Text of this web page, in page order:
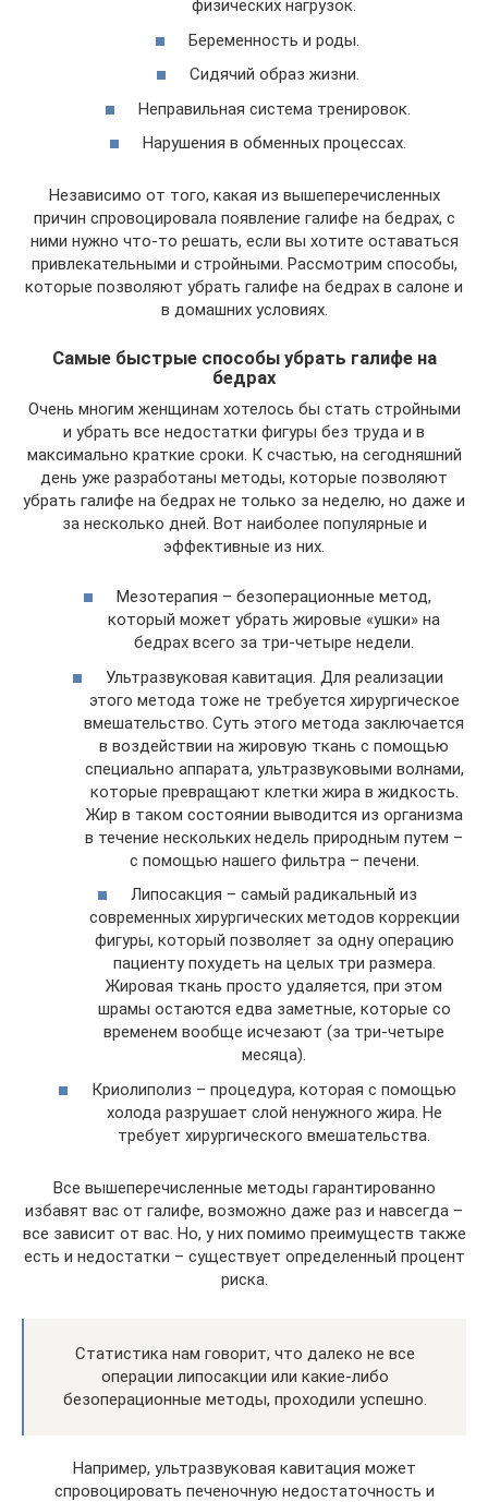
физических нагрузок.
Беременность и роды.
Сидячий образ жизни.
Неправильная система тренировок.
Нарушения в обменных процессах.
Независимо от того, какая из вышеперечисленных
причин спровоцировала появление галифе на бедрах, с
ними нужно что-то решать, если вы хотите оставаться
привлекательными и стройными. Рассмотрим способы,
которые позволяют убрать галифе на бедрах в салоне и
в домашних условиях.
Самые быстрые способы убрать галифе на
бедрах
Очень многим женщинам хотелось бы стать стройными
и убрать все недостатки фигуры без труда и в
максимально краткие сроки. К счастью, на сегодняшний
день уже разработаны методы, которые позволяют
убрать галифе на бедрах не только за неделю, но даже и
за несколько дней. Вот наиболее популярные и
эффективные из них.
Мезотерапия – безоперационные метод,
который может убрать жировые «ушки» на
бедрах всего за три-четыре недели.
Ультразвуковая кавитация. Для реализации
этого метода тоже не требуется хирургическое
вмешательство. Суть этого метода заключается
в воздействии на жировую ткань с помощью
специально аппарата, ультразвуковыми волнами,
которые превращают клетки жира в жидкость.
Жир в таком состоянии выводится из организма
в течение нескольких недель природным путем –
с помощью нашего фильтра – печени.
Липосакция – самый радикальный из
современных хирургических методов коррекции
фигуры, который позволяет за одну операцию
пациенту похудеть на целых три размера.
Жировая ткань просто удаляется, при этом
шрамы остаются едва заметные, которые со
временем вообще исчезают (за три-четыре
месяца).
Криолиполиз – процедура, которая с помощью
холода разрушает слой ненужного жира. Не
требует хирургического вмешательства.
Все вышеперечисленные методы гарантированно
избавят вас от галифе, возможно даже раз и навсегда –
все зависит от вас. Но, у них помимо преимуществ также
есть и недостатки – существует определенный процент
риска.
Статистика нам говорит, что далеко не все
операции липосакции или какие-либо
безоперационные методы, проходили успешно.
Например, ультразвуковая кавитация может
спровоцировать печеночную недостаточность и